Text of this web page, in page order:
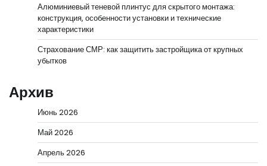
Алюминиевый теневой плинтус для скрытого монтажа:
конструкция, особенности установки и технические
характеристики
Страхование СМР: как защитить застройщика от крупных
убытков
Архив
Июнь 2026
Май 2026
Апрель 2026